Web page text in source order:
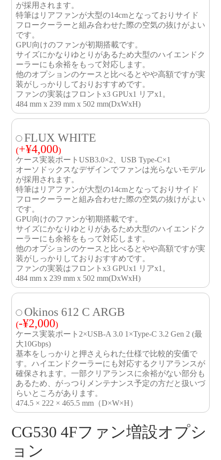
が採用されます。
特筆はリアファンが大型の14cmとなっておりサイド
フロークーラーと組み合わせた際の空気の抜けがよい
です。
GPU向けのファンが初期搭載です。
サイズにかなりゆとりがあるため大型のハイエンドク
ーラーにも余裕をもって対応します。
他のオプションのケースと比べるとやや高額ですが実
装がしっかりしておりおすすめです。
ファンの実装はフロントx3 GPUx1 リアx1。
484 mm x 239 mm x 502 mm(DxWxH)
FLUX WHITE
(+¥4,000)
ケース実装ポートUSB3.0×2、USB Type-C×1
オーソドックスなデザインでファンは光らないモデル
が採用されます。
特筆はリアファンが大型の14cmとなっておりサイド
フロークーラーと組み合わせた際の空気の抜けがよい
です。
GPU向けのファンが初期搭載です。
サイズにかなりゆとりがあるため大型のハイエンドク
ーラーにも余裕をもって対応します。
他のオプションのケースと比べるとやや高額ですが実
装がしっかりしておりおすすめです。
ファンの実装はフロントx3 GPUx1 リアx1。
484 mm x 239 mm x 502 mm(DxWxH)
Okinos 612 C ARGB
(-¥2,000)
ケース実装ポート2×USB-A 3.0 1×Type-C 3.2 Gen 2 (最
大10Gbps)
基本をしっかりと押さえられた仕様で比較的安価で
す。ハイエンドクーラーにも対応するクリアランスが
確保されます。一部クリアランスに余裕がない部分も
あるため、がっつりメンテナンス予定の方だと扱いづ
らいところがあります。
474.5 × 222 × 465.5 mm（D×W×H）
CG530 4Fファン増設オプシ
ョン